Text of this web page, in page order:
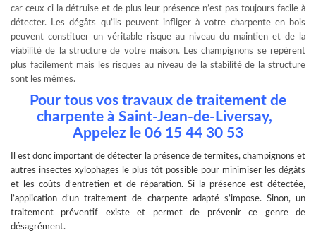
car ceux-ci la détruise et de plus leur présence n’est pas toujours facile à
détecter. Les dégâts qu’ils peuvent infliger à votre charpente en bois
peuvent constituer un véritable risque au niveau du maintien et de la
viabilité de la structure de votre maison. Les champignons se repèrent
plus facilement mais les risques au niveau de la stabilité de la structure
sont les mêmes.
Pour tous vos travaux de traitement de
charpente à Saint-Jean-de-Liversay,
Appelez le 06 15 44 30 53
Il est donc important dedétecter la présence de termites, champignons et
autres insectes xylophages le plus tôt possible pour minimiser les dégâts
et les coûts d’entretien et de réparation. Si la présence est détectée,
l’application d’un traitement de charpente adapté s’impose. Sinon, un
traitement préventif existe et permet de prévenir ce genre de
désagrément.